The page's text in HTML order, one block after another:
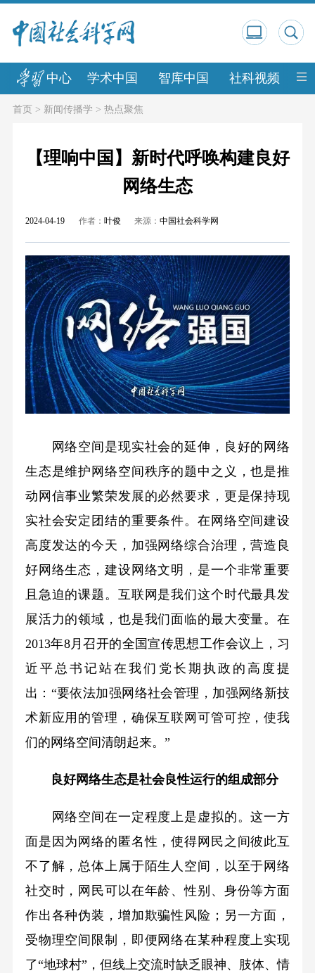
中心 学术中国 智库中国 社科视频 中
首页> 新闻传播学 > 热点聚焦
【理响中国】新时代呼唤构建良好
网络生态
2024-04-19 作者： 叶俊 来源：中国社会科学网
网络空间是现实社会的延伸，良好的网络
生态是维护网络空间秩序的题中之义，也是推
动网信事业繁荣发展的必然要求，更是保持现
实社会安定团结的重要条件。在网络空间建设
高度发达的今天，加强网络综合治理，营造良
好网络生态，建设网络文明，是一个非常重要
且急迫的课题。互联网是我们这个时代最具发
展活力的领域，也是我们面临的最大变量。在
2013年8月召开的全国宣传思想工作会议上，习
近平总书记站在我们党长期执政的高度提
出：“要依法加强网络社会管理，加强网络新技
术新应用的管理，确保互联网可管可控，使我
们的网络空间清朗起来。”
良好网络生态是社会良性运行的组成部分
网络空间在一定程度上是虚拟的。这一方
面是因为网络的匿名性，使得网民之间彼此互
不了解，总体上属于陌生人空间，以至于网络
社交时，网民可以在年龄、性别、身份等方面
作出各种伪装，增加欺骗性风险；另一方面，
受物理空间限制，即便网络在某种程度上实现
了“地球村”，但线上交流时缺乏眼神、肢体、情